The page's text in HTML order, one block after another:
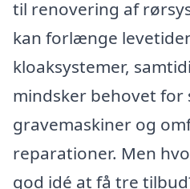
til renovering af
kan forlænge
kloaksystemer,
mindsker behovet for
gravemaskiner og
reparationer. Men
god idé at få tre